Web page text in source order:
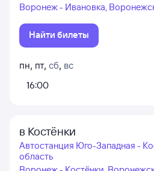
Воронеж - Ивановка,
Найти билеты
пн, пт, сб, вс
16:00
в Костёнки
Автостанция Юго-Западная -
область